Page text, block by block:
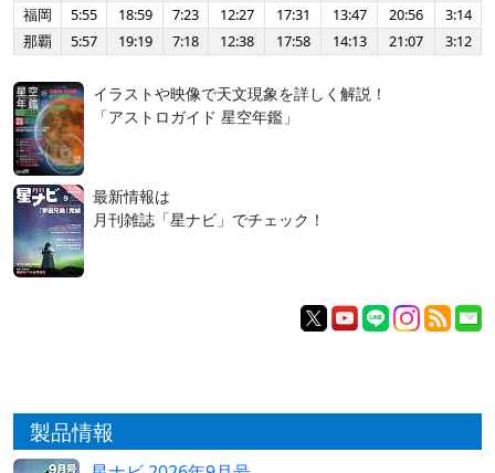
福岡
5:55 18:59 7:23 12:27 17:31 13:47 20:56
3:14
那覇
5:57 19:19 7:18 12:38 17:58 14:13 21:07 3:12
イラストや映像で天文現象を詳しく解説！
「アストロガイド 星空年鑑」
最新情報は
月刊雑誌「星ナビ」でチェック！
製品情報